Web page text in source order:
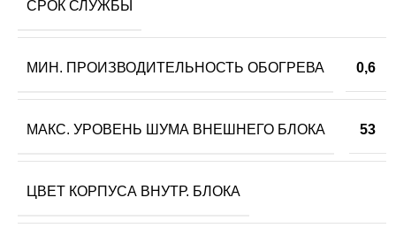
СРОК СЛУЖБЫ
МИН. ПРОИЗВОДИТЕЛЬНОСТЬ ОБОГРЕВА 0,6
МАКС. УРОВЕНЬ ШУМА ВНЕШНЕГО БЛОКА 53
ЦВЕТ КОРПУСА ВНУТР. БЛОКА